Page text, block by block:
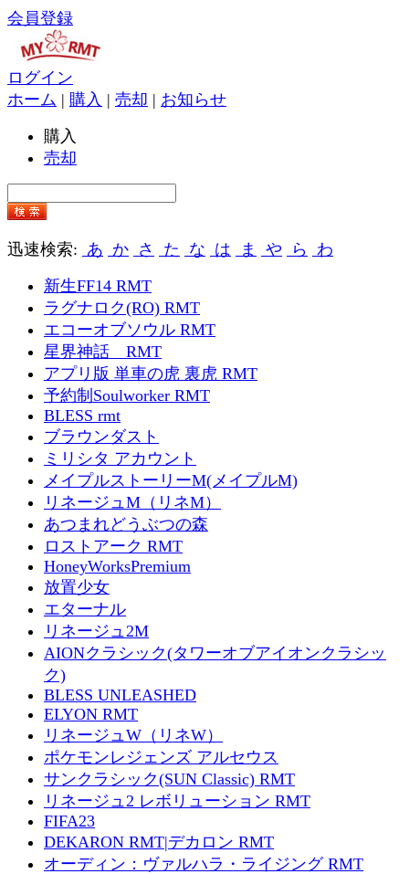
会員登録
ログイン
ホーム | 購入 | 売却 | お知らせ
購入
売却
迅速検索: あ か さ た な は ま や ら わ
新生FF14 RMT
ラグナロク(RO) RMT
エコーオブソウル RMT
星界神話 RMT
アプリ版 単車の虎 裏虎 RMT
予約制Soulworker RMT
BLESS rmt
ブラウンダスト
ミリシタ アカウント
メイプルストーリーM(メイプルM)
リネージュM（リネM）
あつまれどうぶつの森
ロストアーク RMT
HoneyWorksPremium
放置少女
エターナル
リネージュ2M
AIONクラシック(タワーオブアイオンクラシッ
ク)
BLESS UNLEASHED
ELYON RMT
リネージュW（リネW）
ポケモンレジェンズ アルセウス
サンクラシック(SUN Classic) RMT
リネージュ2 レボリューション RMT
FIFA23
DEKARON RMT|デカロン RMT
オーディン：ヴァルハラ・ライジング RMT